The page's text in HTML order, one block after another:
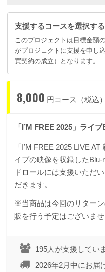
支援するコースを選択する
このプロジェクトは目標金額
がプロジェクトに支援を申し
買契約の成立）となります。
8,000 円コース（税込）
「I’M FREE 2025」ライ
「I’M FREE 2025 LIVE
イブの映像を収録した
ドロールには支援いただ
だきます。
※当商品は今回のリター
販を行う予定はございま
195人が支援してい
2026年2月中にお届